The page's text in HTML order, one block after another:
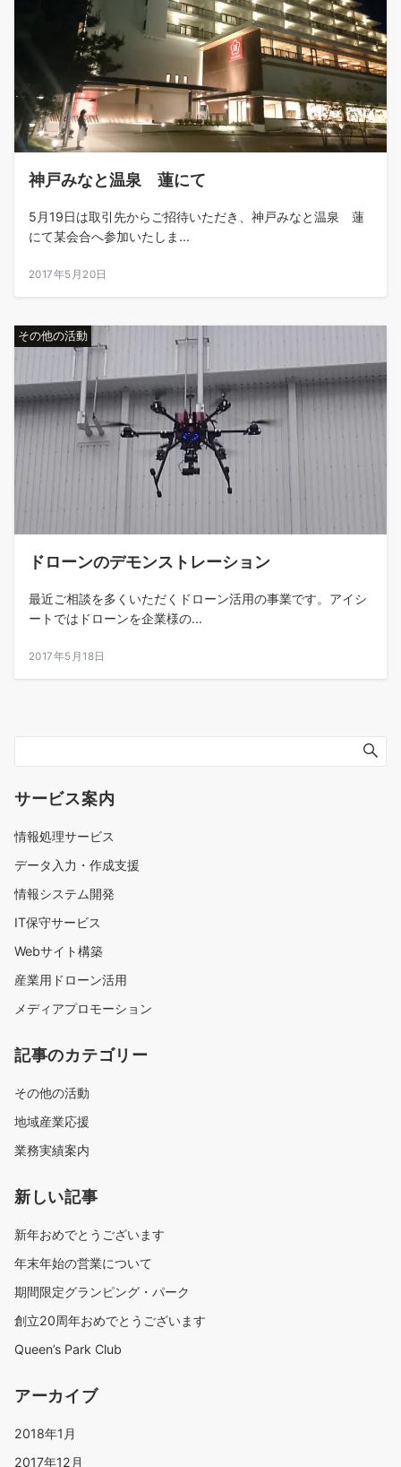
神戸みなと温泉 蓮にて
5月19日は取引先からご招待いただき、神戸みなと温泉 蓮
にて某会合へ参加いたしま...
2017年5月20日
その他の活動
ドローンのデモンストレーション
最近ご相談を多くいただくドローン活用の事業です。アイシ
ートではドローンを企業様の...
2017年5月18日
サービス案内
情報処理サービス
データ入力・作成支援
情報システム開発
IT保守サービス
Webサイト構築
産業用ドローン活用
メディアプロモーション
記事のカテゴリー
その他の活動
地域産業応援
業務実績案内
新しい記事
新年おめでとうございます
年末年始の営業について
期間限定グランピング・パーク
創立20周年おめでとうございます
Queen’s Park Club
アーカイブ
2018年1月
2017年12月